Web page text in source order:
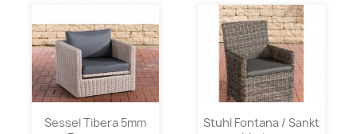
Sessel Tibera 5mm
Stuhl Fontana / Sankt